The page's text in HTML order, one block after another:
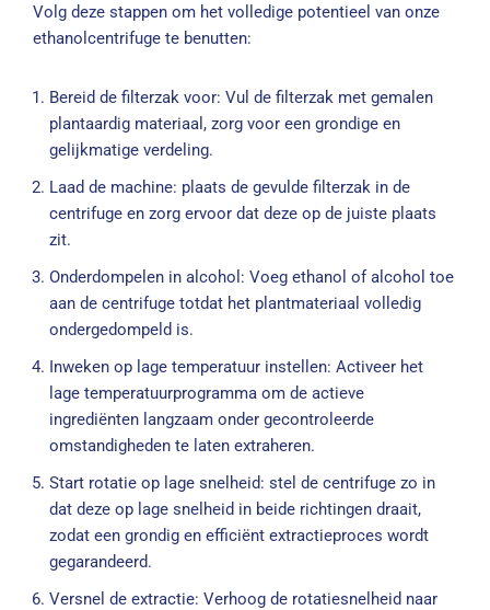
Volg deze stappen om het volledige potentieel van onze
ethanolcentrifuge te benutten:
Bereid de filterzak voor: Vul de filterzak met gemalen
plantaardig materiaal, zorg voor een grondige en
gelijkmatige verdeling.
Laad de machine: plaats de gevulde filterzak in de
centrifuge en zorg ervoor dat deze op de juiste plaats
zit.
Onderdompelen in alcohol: Voeg ethanol of alcohol toe
aan de centrifuge totdat het plantmateriaal volledig
ondergedompeld is.
Inweken op lage temperatuur instellen: Activeer het
lage temperatuurprogramma om de actieve
ingrediënten langzaam onder gecontroleerde
omstandigheden te laten extraheren.
Start rotatie op lage snelheid: stel de centrifuge zo in
dat deze op lage snelheid in beide richtingen draait,
zodat een grondig en efficiënt extractieproces wordt
gegarandeerd.
Versnel de extractie: Verhoog de rotatiesnelheid naar